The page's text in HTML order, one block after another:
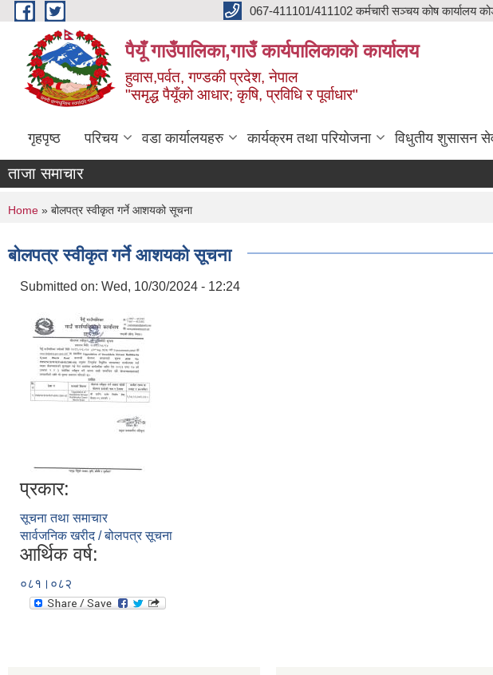
Skip to main content 067-411101/411102 कर्मचारी सञ्चय कोष कार्यालय
पैयूँ गाउँपालिका,गाउँ कार्यपालिकाको कार्यालय
हुवास,पर्वत, गण्डकी प्रदेश, नेपाल
"समृद्ध पैयूँको आधार; कृषि, प्रविधि र पूर्वाधार"
गृहपृष्ठ परिचय वडा कार्यालयहरु कार्यक्रम तथा परियोजना विधुतीय शुसासन
ताजा समाचार
You are here
Home » बोलपत्र स्वीकृत गर्ने आशयको सूचना
बोलपत्र स्वीकृत गर्ने आशयको सूचना
Submitted on: Wed, 10/30/2024 - 12:24
प्रकार:
सूचना तथा समाचार
सार्वजनिक खरीद / बोलपत्र सूचना
आर्थिक वर्ष:
०८१।०८२